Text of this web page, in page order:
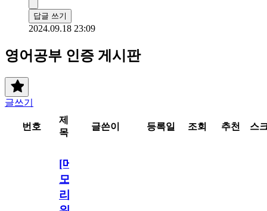
답글 쓰기
2024.09.18 23:09
영어공부 인증 게시판
글쓰기
번호
제
목
글쓴이 등록일 조회 추천 스
[메
모
리